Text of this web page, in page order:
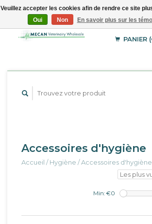
EUR
USD
PANIER
Accessoires d'hygiène
Accueil /Hygiène /Accessoires d'hygiène
Min: €0
Veuillez accepter les cookies afin de rendre ce site
Oui
Non En savoir plus sur les